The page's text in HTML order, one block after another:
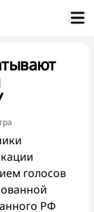
голосов
РФ